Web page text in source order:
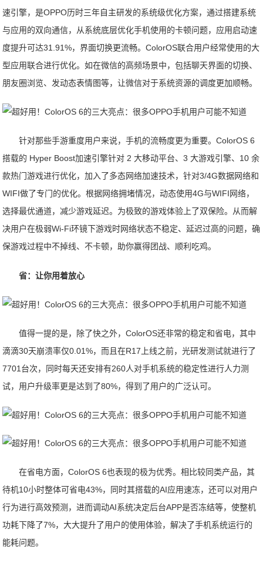
速引擎，是OPPO历时三年自主研发的系统级优化方案，通过搭建系统
与应用的双向通信，从系统底层优化手机使用的卡顿问题，应用启动速
度提升可达31.91%，界面切换更流畅。ColorOS联合用户经常使用的大
型应用联合进行优化。如在微信的高频场景中，包括聊天界面的切换、
朋友圈浏览、发动态表情图等，让微信对于系统资源的调度更加顺畅。
针对那些手游重度用户来说，手机的流畅度更为重要。ColorOS 6
搭载的 Hyper Boost加速引擎针对 2 大移动平台、3 大游戏引擎、10 余
款热门游戏进行优化，加入了多态网络加速技术，针对3/4G数据网络和
WIFI做了专门的优化。根据网络拥堵情况，动态使用4G与WIFI网络，
选择最优通道，减少游戏延迟。为极致的游戏体验上了双保险。从而解
决用户在极弱Wi-Fi环镜下游戏时网络状态不稳定、延迟过高的问题，确
保游戏过程中不掉线、不卡顿，助你赢得团战、顺利吃鸡。
省：让你用着放心
值得一提的是，除了快之外，ColorOS还非常的稳定和省电，其中
滴滴30天崩溃率仅0.01%，而且在R17上线之前，光研发测试就进行了
7701台次，同时每天还安排有260人对手机系统的稳定性进行人力测
试，用户升级率更是达到了80%，得到了用户的广泛认可。
在省电方面，ColorOS 6也表现的极为优秀。相比较同类产品，其
待机10小时整体可省电43%，同时其搭载的AI应用速冻，还可以对用户
行为进行高效预测，进而调动AI系统决定后台APP是否冻结等，使整机
功耗下降了7%，大大提升了用户的使用体验，解决了手机系统运行的
能耗问题。